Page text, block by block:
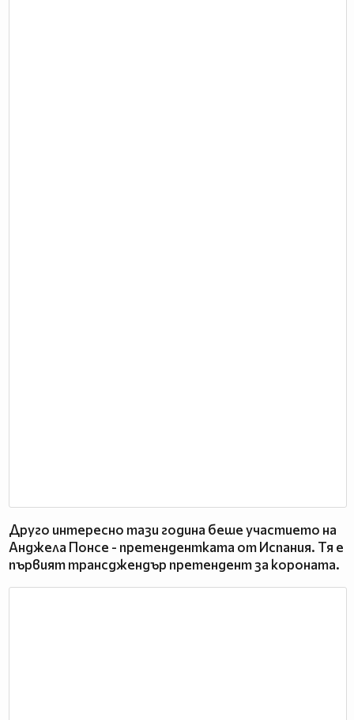
Друго интересно тази година беше участието на
Анджела Понсе - претендентката от Испания. Тя е
първият трансджендър претендент за короната.